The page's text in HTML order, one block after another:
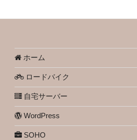
ホーム
ロードバイク
自宅サーバー
WordPress
SOHO